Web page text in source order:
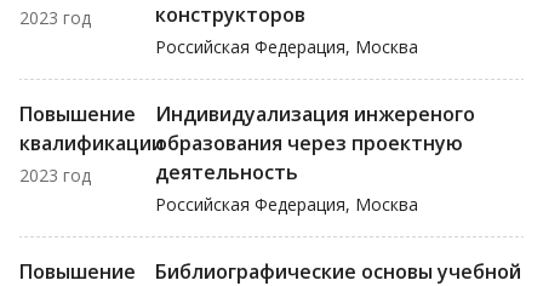
2023 год
конструкторов
Российская Федерация, Москва
Повышение
квалификации
2023 год
Индивидуализация инжереного
образования через проектную
деятельность
Российская Федерация, Москва
Повышение
Библиографические основы учебной